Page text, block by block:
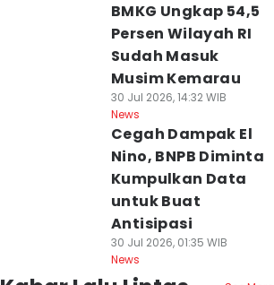
BMKG Ungkap 54,5
Persen Wilayah RI
Sudah Masuk
Musim Kemarau
30 Jul 2026, 14:32 WIB
News
Cegah Dampak El
Nino, BNPB Diminta
Kumpulkan Data
untuk Buat
Antisipasi
30 Jul 2026, 01:35 WIB
News